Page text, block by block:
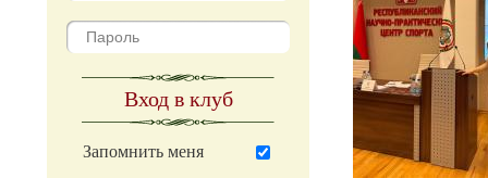
Вход в клуб
Запомнить меня